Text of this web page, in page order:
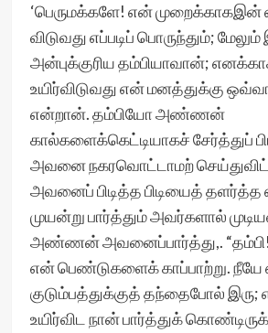
‘பெருமக்களே! என் முறைக்காகஇன்
விடுவது எப்படிப் பொருந்தும்;
அன்புக்குரிய தம்பியாவான்;
உயிர்விடுவது என் மனத்துக்கு
என்றான். தம்பியோ அண்ணன்
கால்களைக்கெட்டியாகச் சேர்த்துப்
அவனை நகரவொட்டாமற்
அவனைப் பிடித்த பிடியைத்
முயன்று பார்த்தும் அவர்களால்
அண்ணன் அவனைப்பார்த்து,. “தம்பி! நீ
என் பெண்டுகளைக் காப்பாற்று.
குடும்பத்துக்குத் தந்தைபோல் இரு;
உயிர்விட நான் பார்த்துக்